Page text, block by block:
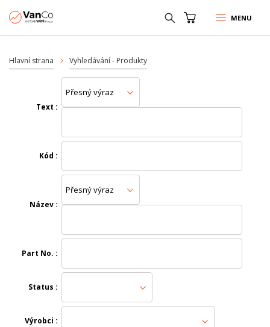
MENU
Hlavní strana Vyhledávání - Produkty
Text
Kód
Název
Part No.
Status
Výrobci